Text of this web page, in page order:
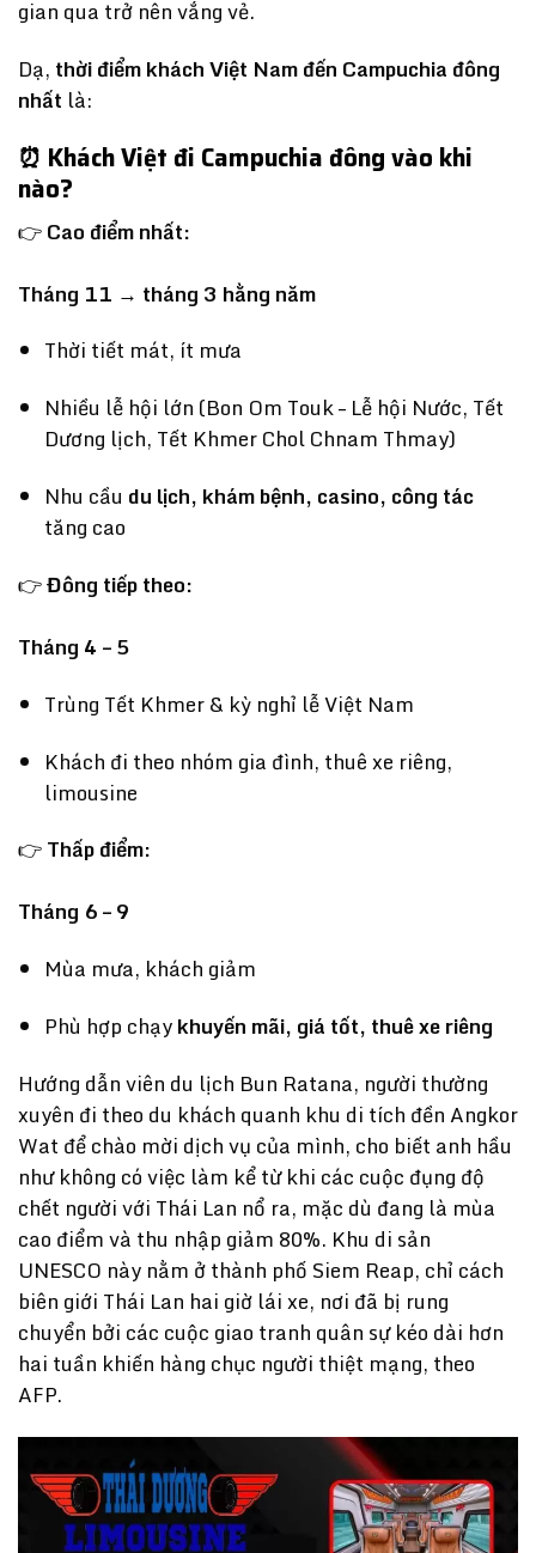
gian qua trở nên vắng vẻ.
Dạ, thời điểm khách Việt Nam đến Campuchia đông
nhất là:
⏰ Khách Việt đi Campuchia đông vào khi
nào?
👉Cao điểm nhất:
Tháng 11 → tháng 3 hằng năm
Thời tiết mát, ít mưa
Nhiều lễ hội lớn (Bon Om Touk – Lễ hội Nước, Tết
Dương lịch, Tết Khmer Chol Chnam Thmay)
Nhu cầu du lịch, khám bệnh, casino, công tác
tăng cao
👉Đông tiếp theo:
Tháng 4 – 5
Trùng Tết Khmer & kỳ nghỉ lễ Việt Nam
Khách đi theo nhóm gia đình, thuê xe riêng,
limousine
👉Thấp điểm:
Tháng 6 – 9
Mùa mưa, khách giảm
Phù hợp chạykhuyến mãi, giá tốt, thuê xe riêng
Hướng dẫn viên du lịch Bun Ratana, người thường
xuyên đi theo du khách quanh khu di tích đền Angkor
Wat để chào mời dịch vụ của mình, cho biết anh hầu
như không có việc làm kể từ khi các cuộc đụng độ
chết người với Thái Lan nổ ra, mặc dù đang là mùa
cao điểm và thu nhập giảm 80%. Khu di sản
UNESCO này nằm ở thành phố Siem Reap, chỉ cách
biên giới Thái Lan hai giờ lái xe, nơi đã bị rung
chuyển bởi các cuộc giao tranh quân sự kéo dài hơn
hai tuần khiến hàng chục người thiệt mạng, theo
AFP.